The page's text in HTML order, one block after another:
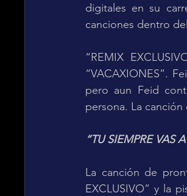
digitales en su
canciones dentro
“REMIX
“VACAXIONES”.
pero aun Feid
persona. La
“TU SIEMPRE VAS
La canción de
EXCLUSIVO” y la